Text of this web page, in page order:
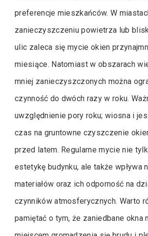
preferencje mieszkańców. W
zanieczyszczeniu powietrza lub
ulic zaleca się mycie okien
miesiące. Natomiast w obszarach
mniej zanieczyszczonych można
czynność do dwóch razy w roku.
uwzględnienie pory roku; wiosna i
czas na gruntowne czyszczenie
przed latem. Regularne mycie nie
estetykę budynku, ale także wpływa
materiałów oraz ich odporność na
czynników atmosferycznych. Warto
pamiętać o tym, że zaniedbane okna